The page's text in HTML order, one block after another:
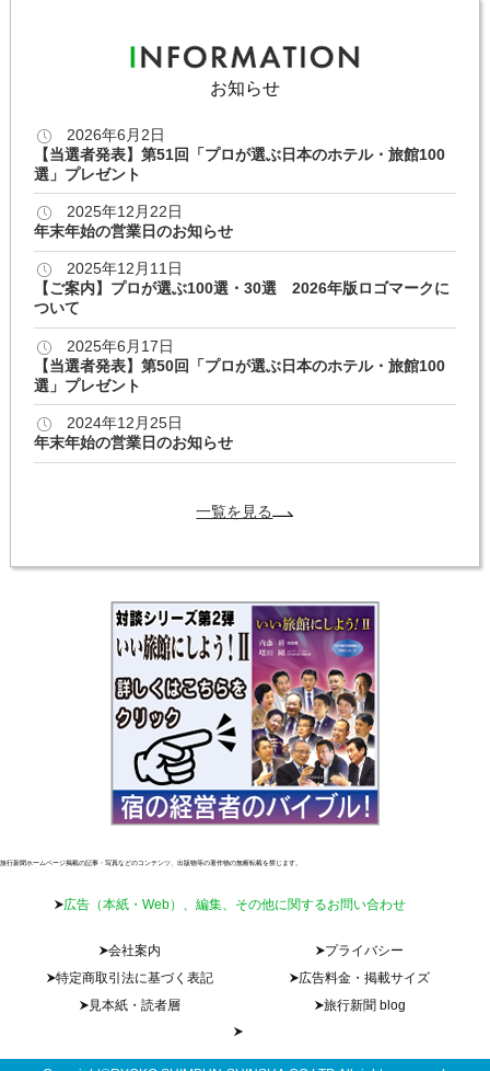
お知らせ
2026年6月2日
【当選者発表】第51回「プロが選ぶ日本のホテル・旅館100
選」プレゼント
2025年12月22日
年末年始の営業日のお知らせ
2025年12月11日
【ご案内】プロが選ぶ100選・30選 2026年版ロゴマークに
ついて
2025年6月17日
【当選者発表】第50回「プロが選ぶ日本のホテル・旅館100
選」プレゼント
2024年12月25日
年末年始の営業日のお知らせ
一覧を見る
旅行新聞ホームページ掲載の記事・写真などのコンテンツ、出版物等の著作物の無断転載を禁じます。
広告（本紙・Web）、編集、その他に関するお問い合わせ
会社案内
プライバシー
特定商取引法に基づく表記
広告料金・掲載サイズ
見本紙・読者層
旅行新聞 blog